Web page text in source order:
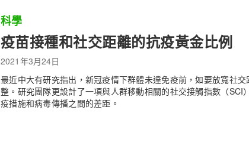
科學
疫苗接種和社交距離的抗疫黃金比例
2021年3月24日
最近中大有研究指出，新冠疫情下群體未達免疫前，如要放寬社
整。研究團隊更設計了一項與人群移動相關的社交接觸指數（
疫措施和病毒傳播之間的差距。